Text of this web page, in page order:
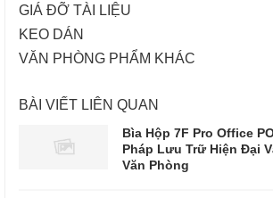
GIÁ ĐỠ TÀI LIỆU
KEO DÁN
VĂN PHÒNG PHẨM KHÁC
BÀI VIẾT LIÊN QUAN
Bìa Hộp 7F Pro Office
Pháp Lưu Trữ Hiện Đại
Văn Phòng